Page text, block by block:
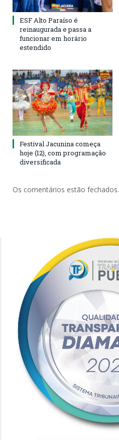
ESF Alto Paraíso é
reinaugurada e passa a
funcionar em horário
estendido
Festival Jacunina começa
hoje (12), com programação
diversificada
Os comentários estão fechados.